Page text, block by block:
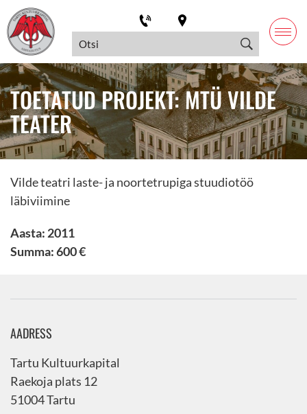
TOETATUD PROJEKT: MTÜ VILDE
TEATER
Vilde teatri laste- ja noortetrupiga stuudiotöö
läbiviimine
Aasta: 2011
Summa: 600 €
AADRESS
Tartu Kultuurkapital
Raekoja plats 12
51004 Tartu